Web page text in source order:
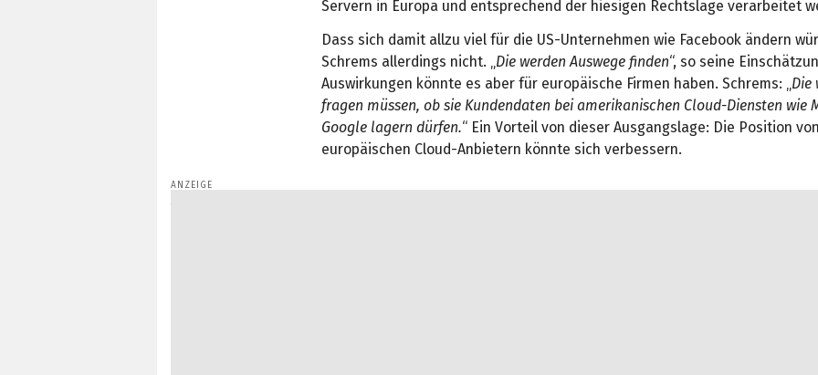
Servern in Europa und entsprechend der hiesigen Rechtslage verarbeitet
Dass sich damit allzu viel für die US-Unternehmen wie Facebook ändern
Schrems allerdings nicht. „Die werden Auswege finden“, so seine
Auswirkungen könnte es aber für europäische Firmen haben. Schrems: „Die
fragen müssen, ob sie Kundendaten bei amerikanischen Cloud-Diensten wie
Google lagern dürfen.“ Ein Vorteil von dieser Ausgangslage: Die Position
europäischen Cloud-Anbietern könnte sich verbessern.